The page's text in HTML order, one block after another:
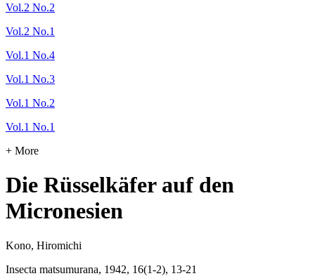
Vol.2 No.2
Vol.2 No.1
Vol.1 No.4
Vol.1 No.3
Vol.1 No.2
Vol.1 No.1
+ More
Die Rüsselkäfer auf den
Micronesien
Kono, Hiromichi
Insecta matsumurana, 1942, 16(1-2), 13-21